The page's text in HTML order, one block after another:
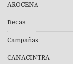
AROCENA
Becas
Campañas
CANACINTRA